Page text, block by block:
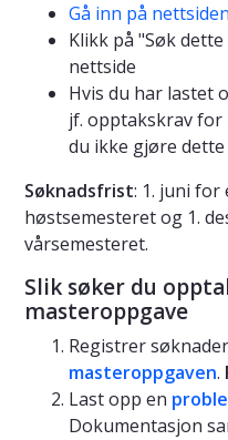
Gå inn på
Klikk på "Søk
nettside
Hvis du har lastet
jf. opptakskrav
du ikke gjøre
Søknadsfrist: 1. juni for
høstsemesteret og 1.
vårsemesteret.
Slik søker du
masteroppgave
Registrer
masteroppgaven.
Last opp en
Dokumentasjon